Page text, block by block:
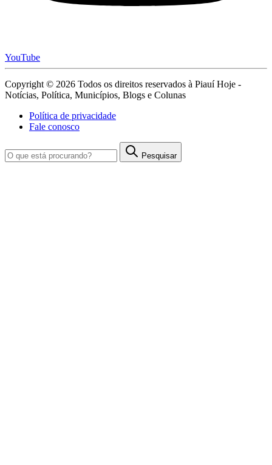
YouTube
Copyright © 2026 Todos os direitos reservados à Piauí Hoje -
Notícias, Política, Municípios, Blogs e Colunas
Política de privacidade
Fale conosco
Pesquisar